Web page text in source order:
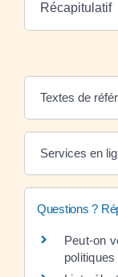
Récapitulatif
Textes de
Services en
Questions ?
Peut-on
politiques